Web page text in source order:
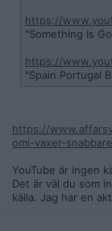
https://
"Something Is
https://
"Spain Portugal
https://
omi-vaxer-
YouTube är ingen
Det är väl du som
källa. Jag har en